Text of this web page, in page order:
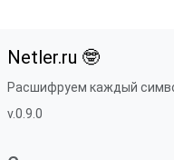
Netler.ru 🤓
Расшифруем каждый
v.0.9.0